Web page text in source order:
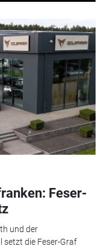
Feser-
und der
setzt die Feser-Graf